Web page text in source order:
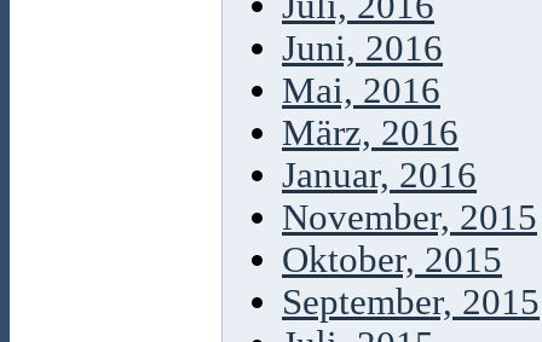
Juni, 2016
Mai, 2016
März, 2016
Januar, 2016
November, 2015
Oktober, 2015
September, 2015